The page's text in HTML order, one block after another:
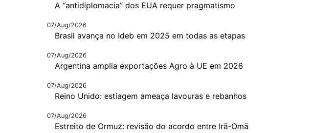
A “antidiplomacia” dos EUA requer pragmatismo
07/Aug/2026
Brasil avança no Ideb em 2025 em todas as etapas
07/Aug/2026
Argentina amplia exportações Agro à UE em 2026
07/Aug/2026
Reino Unido: estiagem ameaça lavouras e rebanhos
07/Aug/2026
Estreito de Ormuz: revisão do acordo entre Irã-Omã